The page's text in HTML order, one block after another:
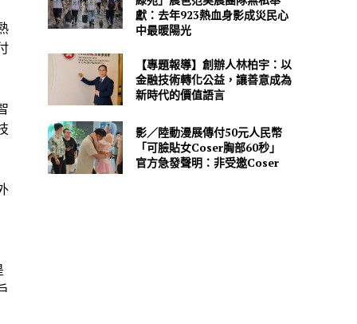
獻：去年923熱血身影成災民心
中最暖陽光
【專題報導】創辦人林柏宇：以
金融技術轉化公益，讓善意成為
新時代的價值語言
影／陸動漫展傳付50元人民幣
「可臉貼女Coser胸部60秒」
官方急發聲明：非受邀Coser